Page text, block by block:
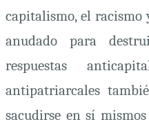
capitalismo, el racismo
anudado para
respuestas
antipatriarcales
sacudirse en sí